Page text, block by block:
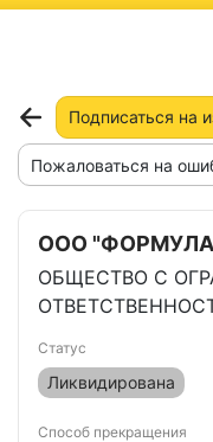
Подписаться на
Пожаловаться на
ООО
ОБЩЕСТВО С
Статус
Ликвидирована
Способ прекращения